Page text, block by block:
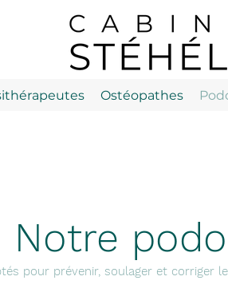
Ostéopathes
Notre
pour prévenir, soulager et corriger